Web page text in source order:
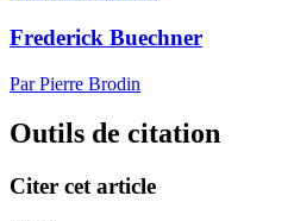
Frederick Buechner
Par Pierre Brodin
Outils de citation
Citer cet article